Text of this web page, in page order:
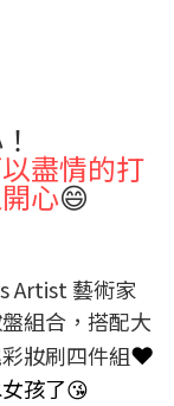
盡情的打
心😄
Artist 藝術家
組合，搭配大
妝刷四件組❤️
孩了😘